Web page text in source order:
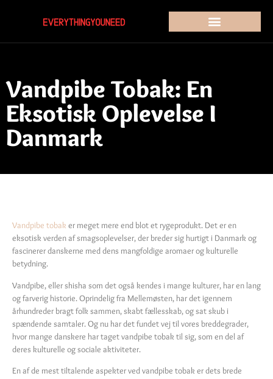
Vandpibe Tobak: En
Eksotisk Oplevelse I
Danmark
Vandpibe tobak er meget mere end blot et rygeprodukt. Det er en
eksotisk verden af smagsoplevelser, der breder sig hurtigt i Danmark og
fascinerer danskerne med dens mangfoldige aromaer og kulturelle
betydning.
Vandpibe, eller shisha som det også kendes i mange kulturer, har en lang
og farverig historie. Oprindelig fra Mellemøsten, har det igennem
århundreder bragt folk sammen, skabt fællesskab, og sat skub i
spændende samtaler. Og nu har det fundet vej til vores breddegrader,
hvor mange danskere har taget vandpibe tobak til sig, som en del af
deres kulturelle og sociale aktiviteter.
En af de mest tiltalende aspekter ved vandpibe tobak er dets brede